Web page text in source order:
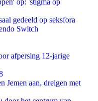
op: 'stigma op
gedeeld op seksfora
Switch
afpersing 12-jarige
Jemen aan, dreigen met